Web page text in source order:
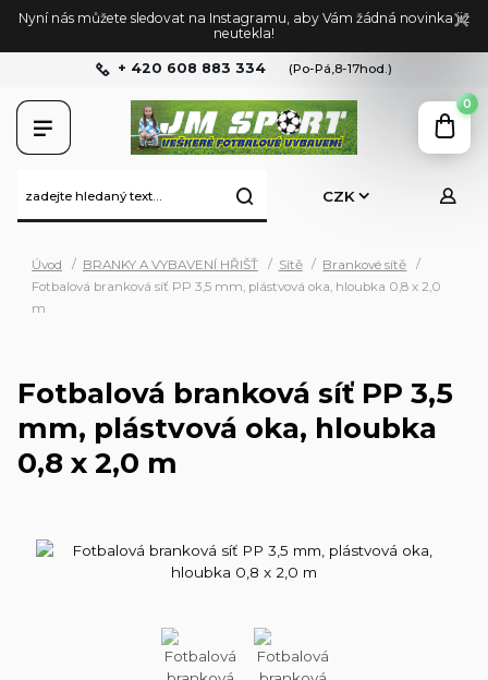
Nyní nás můžete sledovat na Instagramu, aby Vám žádná novinka již
neutekla!
CZK
+ 420 608 883 334 (Po-Pá,8-17hod.)
0
Úvod BRANKY A VYBAVENÍ HŘIŠŤ Sítě
Brankové sítě
Fotbalová branková síť PP 3,5 mm, plástvová oka, hloubka 0,8 x 2,0
m
Fotbalová branková síť PP 3,5
mm, plástvová oka, hloubka
0,8 x 2,0 m